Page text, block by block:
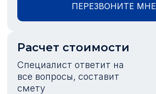
ПЕРЕЗВОНИТЕ МНЕ
Расчет стоимости
Специалист ответит на
все вопросы, составит
смету